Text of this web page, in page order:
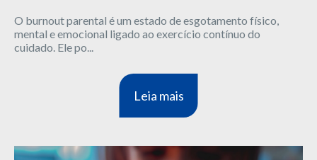
O burnout parental é um estado de esgotamento físico,
mental e emocional ligado ao exercício contínuo do
cuidado. Ele po...
Leia mais